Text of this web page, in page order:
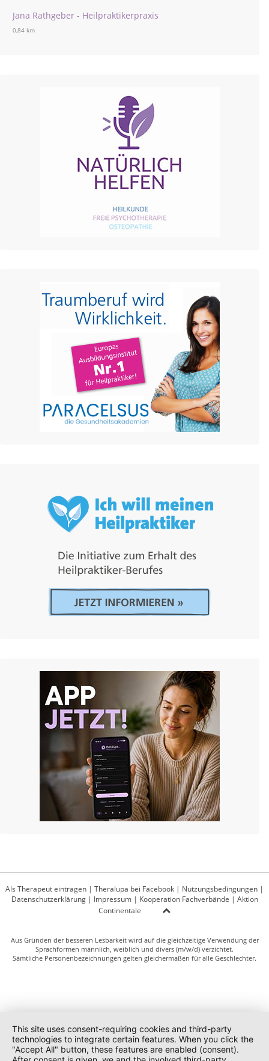
Jana Rathgeber - Heilpraktikerpraxis
0,84 km
Als Therapeut eintragen | Theralupa bei Facebook | Nutzungsbedingungen |
Datenschutzerklärung| Impressum| Kooperation Fachverbände | Aktion
Continentale
Aus Gründen der besseren Lesbarkeit wird auf die gleichzeitige Verwendung der
Sprachformen männlich, weiblich und divers (m/w/d) verzichtet.
Sämtliche Personenbezeichnungen gelten gleichermaßen für alle Geschlechter.
This site uses consent-requiring cookies and third-party
technologies to integrate certain features. When you click the
"Accept All" button, these features are enabled (consent).